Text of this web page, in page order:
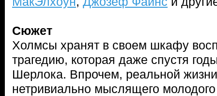
Сюжет
Холмсы хранят в своем шкафу
трагедию, которая даже спустя
Шерлока. Впрочем, реальной
нетривиально мыслящего